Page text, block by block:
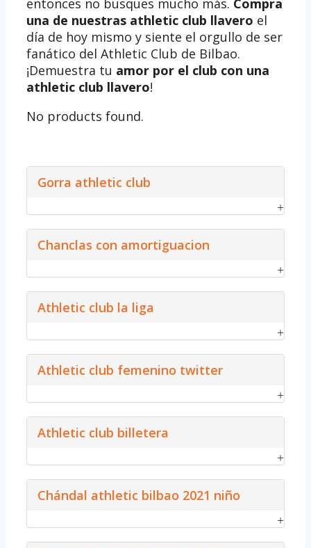
una de nuestras athletic club llavero el
día de hoy mismo y siente el orgullo de ser
fanático del Athletic Club de Bilbao.
¡Demuestra tu amor por el club con una
athletic club llavero!
No products found.
Gorra athletic club
Chanclas con amortiguacion
Athletic club la liga
Athletic club femenino twitter
Athletic club billetera
Chándal athletic bilbao 2021 niño